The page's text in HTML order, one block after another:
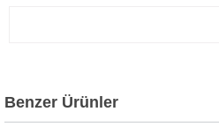
Benzer Ürünler